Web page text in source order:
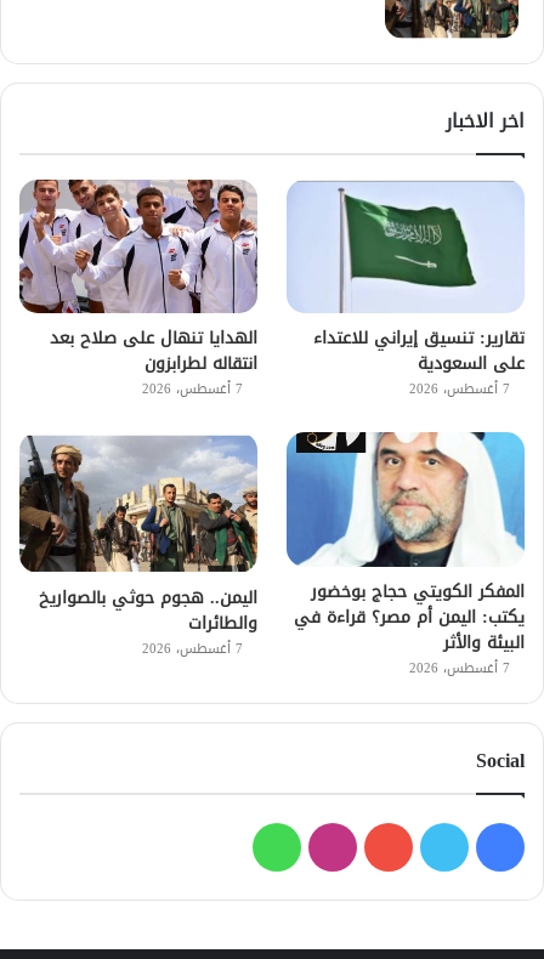
اخر الاخبار
تقارير: تنسيق إيراني للاعتداء
على السعودية
7 أغسطس، 2026
الهدايا تنهال على صلاح بعد
انتقاله لطرابزون
7 أغسطس، 2026
المفكر الكويتي حجاج بوخضور
يكتب: اليمن أم مصر؟ قراءة في
البيئة والأثر
7 أغسطس، 2026
اليمن.. هجوم حوثي بالصواريخ
والطائرات
7 أغسطس، 2026
Social
فيسبوك
تويتر يوتيوبانستقرامواتساب